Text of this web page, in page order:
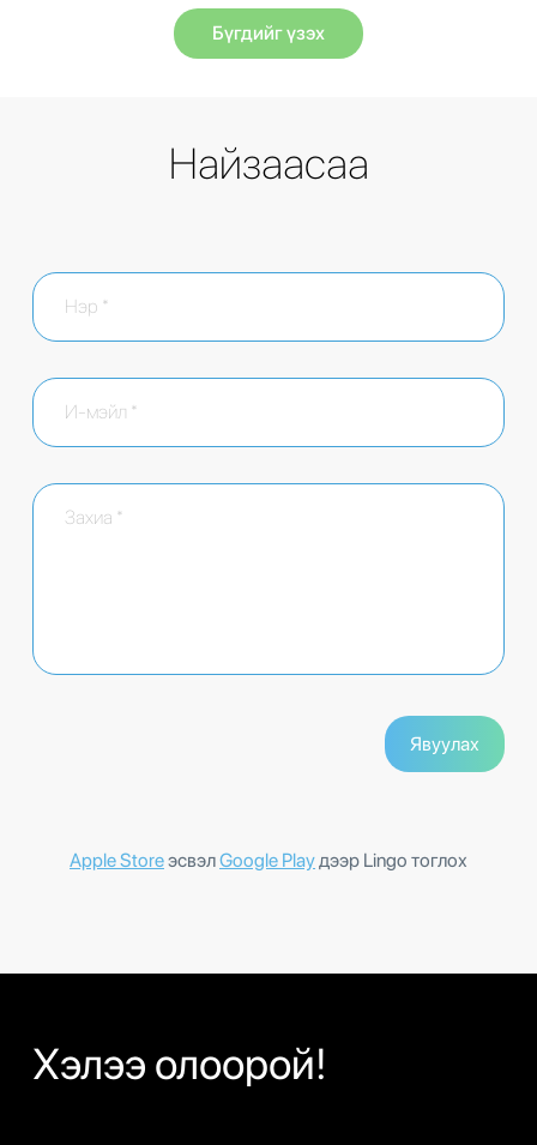
Бүгдийг үзэх
Найзаасаа
Apple StoreэсвэлGoogle Playдээр Lingo тоглох
Хэлээ олоорой!